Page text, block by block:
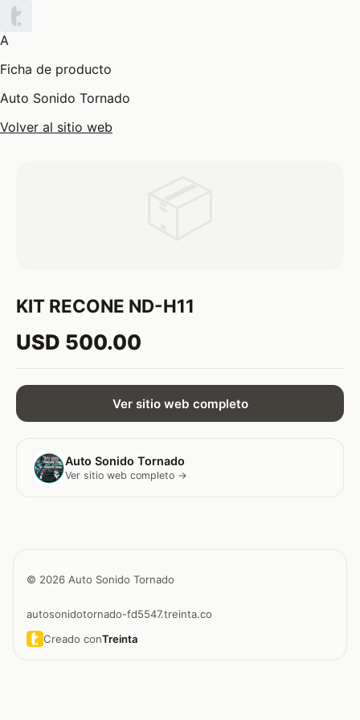
A
Ficha de producto
Auto Sonido Tornado
Volver al sitio web
KIT RECONE ND-H11
USD 500.00
Ver sitio web completo
Auto Sonido Tornado
Ver sitio web completo →
© 2026 Auto Sonido Tornado
autosonidotornado-fd5547.treinta.co
Creado conTreinta